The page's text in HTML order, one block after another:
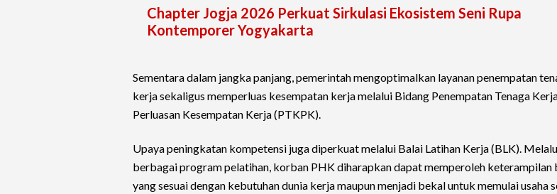
Chapter Jogja 2026 Perkuat Sirkulasi Ekosistem Seni Rupa
Kontemporer Yogyakarta
Sementara dalam jangka panjang, pemerintah mengoptimalkan layanan penempatan
kerja sekaligus memperluas kesempatan kerja melalui Bidang Penempatan Tenaga
Perluasan Kesempatan Kerja (PTKPK).
Upaya peningkatan kompetensi juga diperkuat melalui Balai Latihan Kerja (BLK).
berbagai program pelatihan, korban PHK diharapkan dapat memperoleh keterampilan
yang sesuai dengan kebutuhan dunia kerja maupun menjadi bekal untuk memulai usaha